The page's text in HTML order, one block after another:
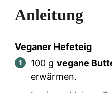
Anleitung
Veganer Hefeteig
100 g vegane
erwärmen.